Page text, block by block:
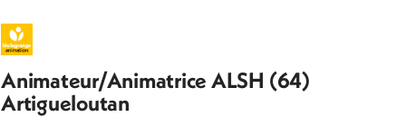
Animateur/Animatrice ALSH (64)
Artigueloutan